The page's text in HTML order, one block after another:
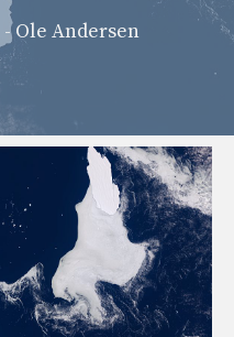
- Ole Andersen